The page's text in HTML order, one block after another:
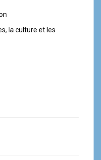
la culture et les